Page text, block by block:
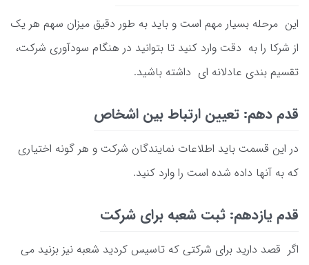
این مرحله بسیار مهم است و باید به طور دقیق میزان سهم هر یک
از شرکا را به دقت وارد کنید تا بتوانید در هنگام سودآوری شرکت،
تقسیم بندی عادلانه ای داشته باشید.
قدم دهم: تعیین ارتباط بین اشخاص
در این قسمت باید اطلاعات نمایندگان شرکت و هر گونه اختیاری
که به آنها داده شده است را وارد کنید.
قدم یازدهم: ثبت شعبه برای شرکت
اگر قصد دارید برای شرکتی که تاسیس کردید شعبه نیز بزنید می